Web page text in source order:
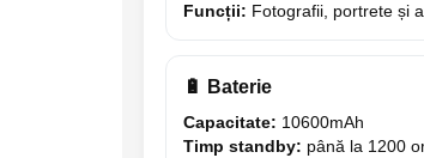
Power station - Stații de energie
Panouri solare portabile
Funcții: Fotografii, portrete și
🔋 Baterie
Capacitate: 10600mAh
Timp standby: până la 1200